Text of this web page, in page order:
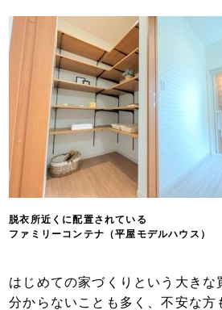
脱衣所近くに配置されている
ファミリーコンテナ（平屋モデルハウス）
はじめての家づくりという大きな
分からないことも多く、不安な方